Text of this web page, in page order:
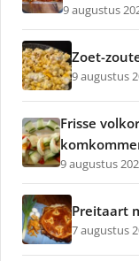
9 augustus
Zoet-
9 augustus
Frisse
9 augustus
Preitaart
7 augustus